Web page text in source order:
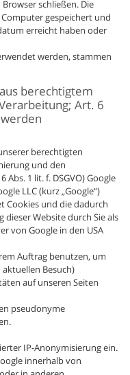
schließen. Die
gespeichert und
erreicht haben oder
werden, stammen
berechtigtem
Art. 6
berechtigten
und den
1 lit. f. DSGVO) Google
LLC (kurz „Google“)
Cookies und die dadurch
Website durch Sie als
von Google in den USA
Auftrag benutzen, um
Besuch)
auf unseren Seiten
pseudonyme
IP-Anonymisierung ein.
innerhalb von